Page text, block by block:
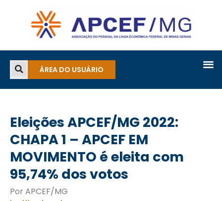
ÁREA DO USUÁRIO
Eleições APCEF/MG 2022:
CHAPA 1 – APCEF EM
MOVIMENTO é eleita com
95,74% dos votos
Por APCEF/MG